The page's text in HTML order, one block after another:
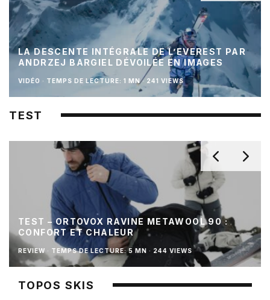
LA DESCENTE INTÉGRALE DE L’EVEREST PAR
ANDRZEJ BARGIEL DÉVOILÉE EN IMAGES
VIDÉO · TEMPS DE LECTURE: 1 MN · 241 VIEWS
TEST
TEST – ORTOVOX RAVINE METAWOOL 90 :
CONFORT ET CHALEUR
REVIEW · TEMPS DE LECTURE: 5 MN · 244 VIEWS
TOPOS SKIS